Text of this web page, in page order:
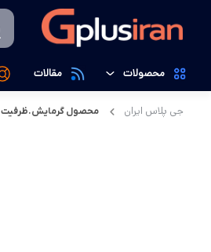
محصولات
تهویه، سرمایش و گرمایش
مقالات
جی پلاس ایران محصول گرمایش.ظرفیت